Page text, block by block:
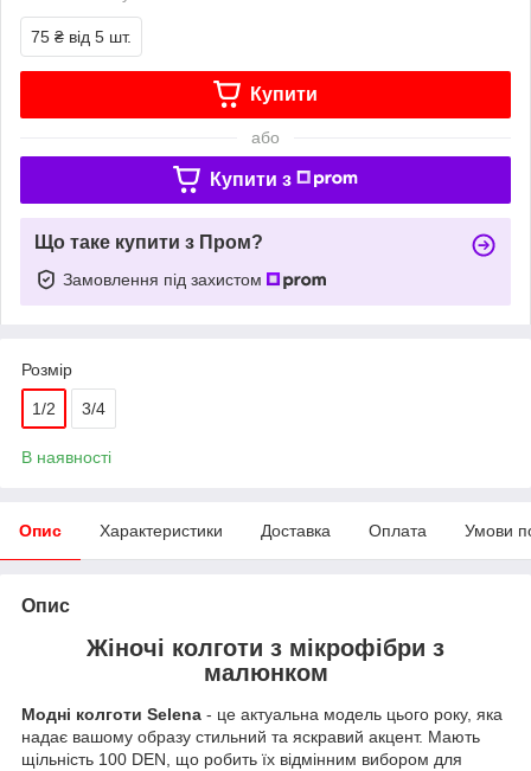
75 ₴ від 5 шт.
Купити
або
Купити з
Що таке купити з Пром?
Замовлення під захистом
Розмір
1/2 3/4
В наявності
Опис Характеристики Доставка Оплата Умови
Опис
Жіночі колготи з мікрофібри з
малюнком
Модні колготи Selena - це актуальна модель цього року, яка
надає вашому образу стильний та яскравий акцент. Мають
щільність 100 DEN, що робить їх відмінним вибором для